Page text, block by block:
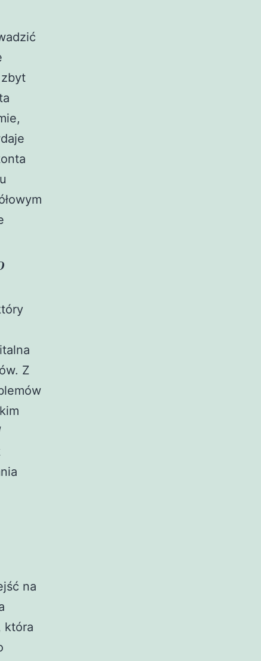
Z
na
która